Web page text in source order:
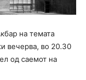
на темата
вечерва, во 20.30
од саемот на